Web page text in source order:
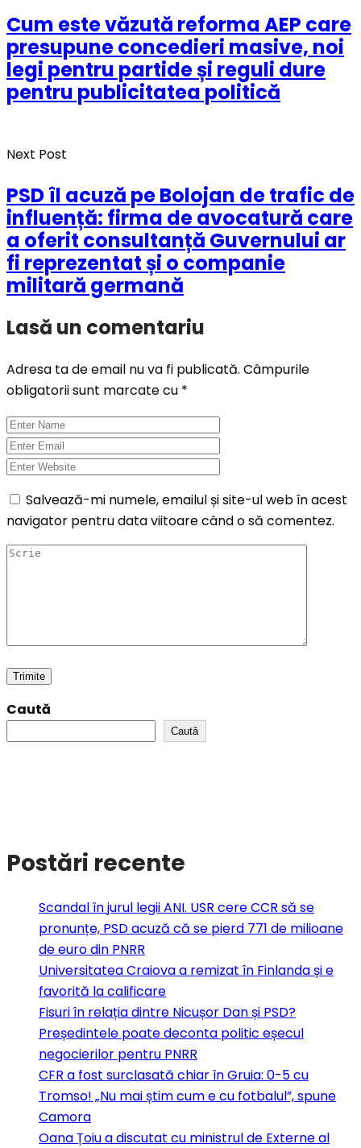
Cum este văzută reforma AEP care
presupune concedieri masive, noi
legi pentru partide și reguli dure
pentru publicitatea politică
Next Post
PSD îl acuză pe Bolojan de trafic de
influență: firma de avocatură care
a oferit consultanță Guvernului ar
fi reprezentat și o companie
militară germană
Lasă un comentariu
Adresa ta de email nu va fi publicată. Câmpurile
obligatorii sunt marcate cu *
Salvează-mi numele, emailul și site-ul web în acest
navigator pentru data viitoare când o să comentez.
Caută
Caută
Postări recente
Scandal în jurul legii ANI. USR cere CCR să se
pronunțe, PSD acuză că se pierd 771 de milioane
de euro din PNRR
Universitatea Craiova a remizat în Finlanda și e
favorită la calificare
Fisuri în relația dintre Nicușor Dan și PSD?
Președintele poate deconta politic eșecul
negocierilor pentru PNRR
CFR a fost surclasată chiar în Gruia: 0-5 cu
Tromso! „Nu mai știm cum e cu fotbalul”, spune
Camora
Oana Țoiu a discutat cu ministrul de Externe al